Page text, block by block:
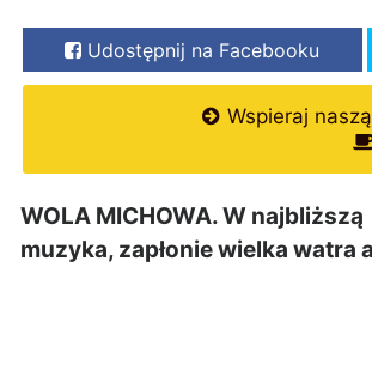
Udostępnij na Facebooku
Wspieraj
WOLA MICHOWA. W
muzyka, zapłonie wielka watra